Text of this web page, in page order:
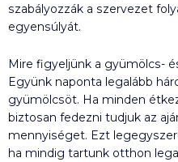
szabályozzák a szervezet
egyensúlyát.
Mire figyeljünk a gyümölcs-
Együnk naponta legalább
gyümölcsöt. Ha minden
biztosan fedezni tudjuk az
mennyiséget. Ezt
ha mindig tartunk otthon